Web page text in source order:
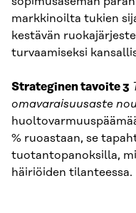
markkinoilta tukien
kestävän
turvaamiseksi
Strateginen tavoite 3
omavaraisuusaste
% ruoastaan, se
tuotantopanoksilla,
häiriöiden tilanteessa.